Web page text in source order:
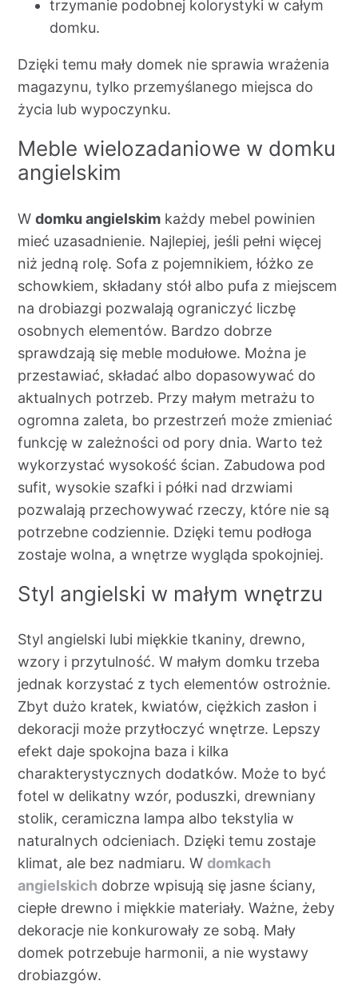
trzymanie podobnej kolorystyki w całym
domku.
Dzięki temu mały domek nie sprawia wrażenia
magazynu, tylko przemyślanego miejsca do
życia lub wypoczynku.
Meble wielozadaniowe w domku
angielskim
Wdomku angielskim każdy mebel powinien
mieć uzasadnienie. Najlepiej, jeśli pełni więcej
niż jedną rolę. Sofa z pojemnikiem, łóżko ze
schowkiem, składany stół albo pufa z miejscem
na drobiazgi pozwalają ograniczyć liczbę
osobnych elementów. Bardzo dobrze
sprawdzają się meble modułowe. Można je
przestawiać, składać albo dopasowywać do
aktualnych potrzeb. Przy małym metrażu to
ogromna zaleta, bo przestrzeń może zmieniać
funkcję w zależności od pory dnia. Warto też
wykorzystać wysokość ścian. Zabudowa pod
sufit, wysokie szafki i półki nad drzwiami
pozwalają przechowywać rzeczy, które nie są
potrzebne codziennie. Dzięki temu podłoga
zostaje wolna, a wnętrze wygląda spokojniej.
Styl angielski w małym wnętrzu
Styl angielski lubi miękkie tkaniny, drewno,
wzory i przytulność. W małym domku trzeba
jednak korzystać z tych elementów ostrożnie.
Zbyt dużo kratek, kwiatów, ciężkich zasłon i
dekoracji może przytłoczyć wnętrze. Lepszy
efekt daje spokojna baza i kilka
charakterystycznych dodatków. Może to być
fotel w delikatny wzór, poduszki, drewniany
stolik, ceramiczna lampa albo tekstylia w
naturalnych odcieniach. Dzięki temu zostaje
klimat, ale bez nadmiaru. W domkach
angielskich dobrze wpisują się jasne ściany,
ciepłe drewno i miękkie materiały. Ważne, żeby
dekoracje nie konkurowały ze sobą. Mały
domek potrzebuje harmonii, a nie wystawy
drobiazgów.